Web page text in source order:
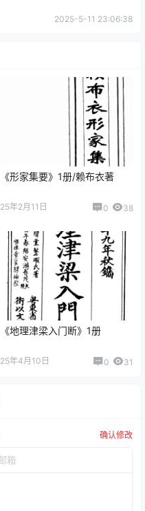
2025-5-11 23:06:38
《形家集要》1册/赖布衣著
25年2月11日 0 38
《地理津梁入门断》1册
25年4月10日 0 31
确认修改